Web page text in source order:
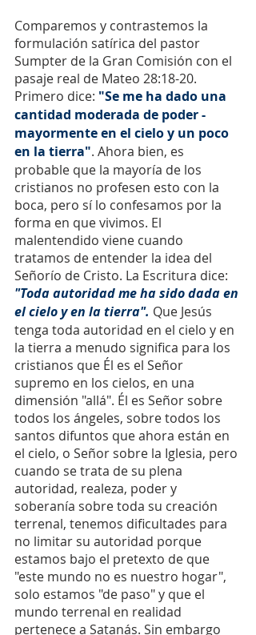
Comparemos y contrastemos la
formulación satírica del pastor
Sumpter de la Gran Comisión con el
pasaje real de Mateo 28:18-20.
Primero dice: "Se me ha dado una
cantidad moderada de poder -
mayormente en el cielo y un poco
en la tierra". Ahora bien, es
probable que la mayoría de los
cristianos no profesen esto con la
boca, pero sí lo confesamos por la
forma en que vivimos. El
malentendido viene cuando
tratamos de entender la idea del
Señorío de Cristo. La Escritura dice:
"Toda autoridad me ha sido dada en
el cielo y en la tierra". Que Jesús
tenga toda autoridad en el cielo y en
la tierra a menudo significa para los
cristianos que Él es el Señor
supremo en los cielos, en una
dimensión "allá". Él es Señor sobre
todos los ángeles, sobre todos los
santos difuntos que ahora están en
el cielo, o Señor sobre la Iglesia, pero
cuando se trata de su plena
autoridad, realeza, poder y
soberanía sobre toda su creación
terrenal, tenemos dificultades para
no limitar su autoridad porque
estamos bajo el pretexto de que
"este mundo no es nuestro hogar",
solo estamos "de paso" y que el
mundo terrenal en realidad
pertenece a Satanás. Sin embargo